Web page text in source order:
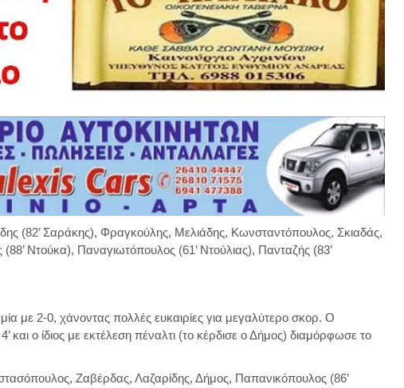
(82’ Σαράκης), Φραγκούλης, Μελιάδης, Κωνσταντόπουλος, Σκιαδάς,
Ντούκα), Παναγιωτόπουλος (61’ Ντούλιας), Πανταζής (83’
με 2-0, χάνοντας πολλές ευκαιρίες για μεγαλύτερο σκορ. Ο
ο ίδιος με εκτέλεση πέναλτι (το κέρδισε ο Δήμος) διαμόρφωσε το
Ζαβέρδας, Λαζαρίδης, Δήμος, Παπανικόπουλος (86’